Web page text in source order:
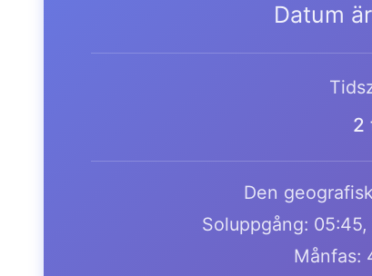
Datum är
2
Den
Soluppgång: 05:45,
Månfas: